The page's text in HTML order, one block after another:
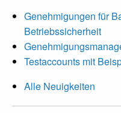
Genehmigungen für
Betriebssicherheit
Testaccounts mit
Alle Neuigkeiten